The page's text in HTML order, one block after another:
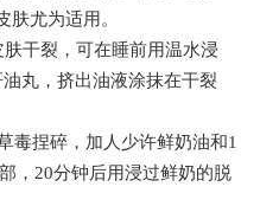
尤为适用。
干裂，可在睡前用温水浸
丸，挤出油液涂抹在干裂
毒捏碎，加人少许鲜奶油和1
，20分钟后用浸过鲜奶的脱